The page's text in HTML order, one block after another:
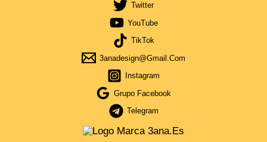
Twitter
YouTube
TikTok
3anadesign@gmail.com
Instagram
Grupo Facebook
Telegram